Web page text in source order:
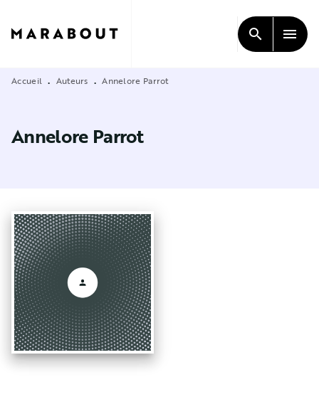
CONTENU
search menu
Accueil • Auteurs • Annelore Parrot
Annelore Parrot